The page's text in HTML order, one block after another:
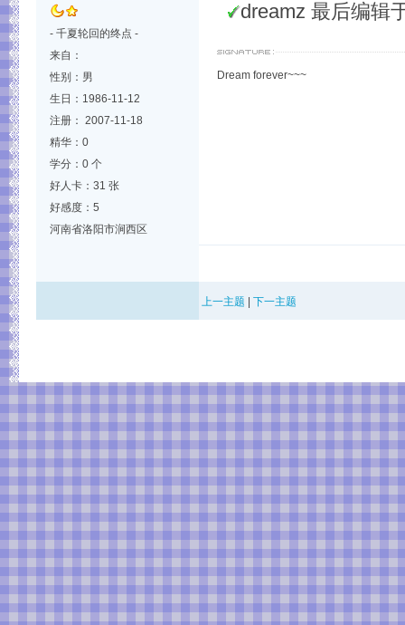
- 千夏轮回的终点 -
来自：
性别：男
生日：1986-11-12
注册： 2007-11-18
精华：0
学分：0 个
好人卡：31 张
好感度：5
河南省洛阳市涧西区
dreamz 最后编辑
Dream forever~~~
上一主题 下一主题